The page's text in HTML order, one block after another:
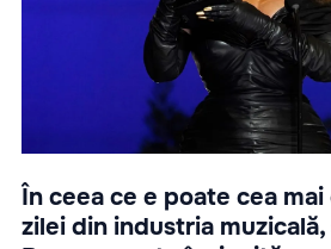
În ceea ce e poate cea
zilei din industria muzicală,